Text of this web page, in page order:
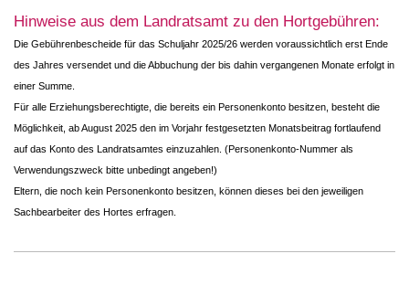
Hinweise aus dem Landratsamt zu den Hortgebühren:
Die Gebührenbescheide für das Schuljahr 2025/26 werden voraussichtlich erst Ende
des Jahres versendet und die Abbuchung der bis dahin vergangenen Monate erfolgt in
einer Summe.
Für alle Erziehungsberechtigte, die bereits ein Personenkonto besitzen, besteht die
Möglichkeit, ab August 2025 den im Vorjahr festgesetzten Monatsbeitrag fortlaufend
auf das Konto des Landratsamtes einzuzahlen. (Personenkonto-Nummer als
Verwendungszweck bitte unbedingt angeben!)
Eltern, die noch kein Personenkonto besitzen, können dieses bei den jeweiligen
Sachbearbeiter des Hortes erfragen.